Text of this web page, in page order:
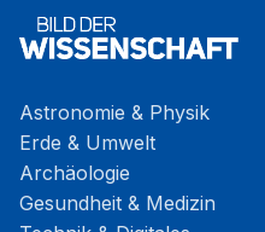
Astronomie & Physik
Erde & Umwelt
Archäologie
Gesundheit & Medizin